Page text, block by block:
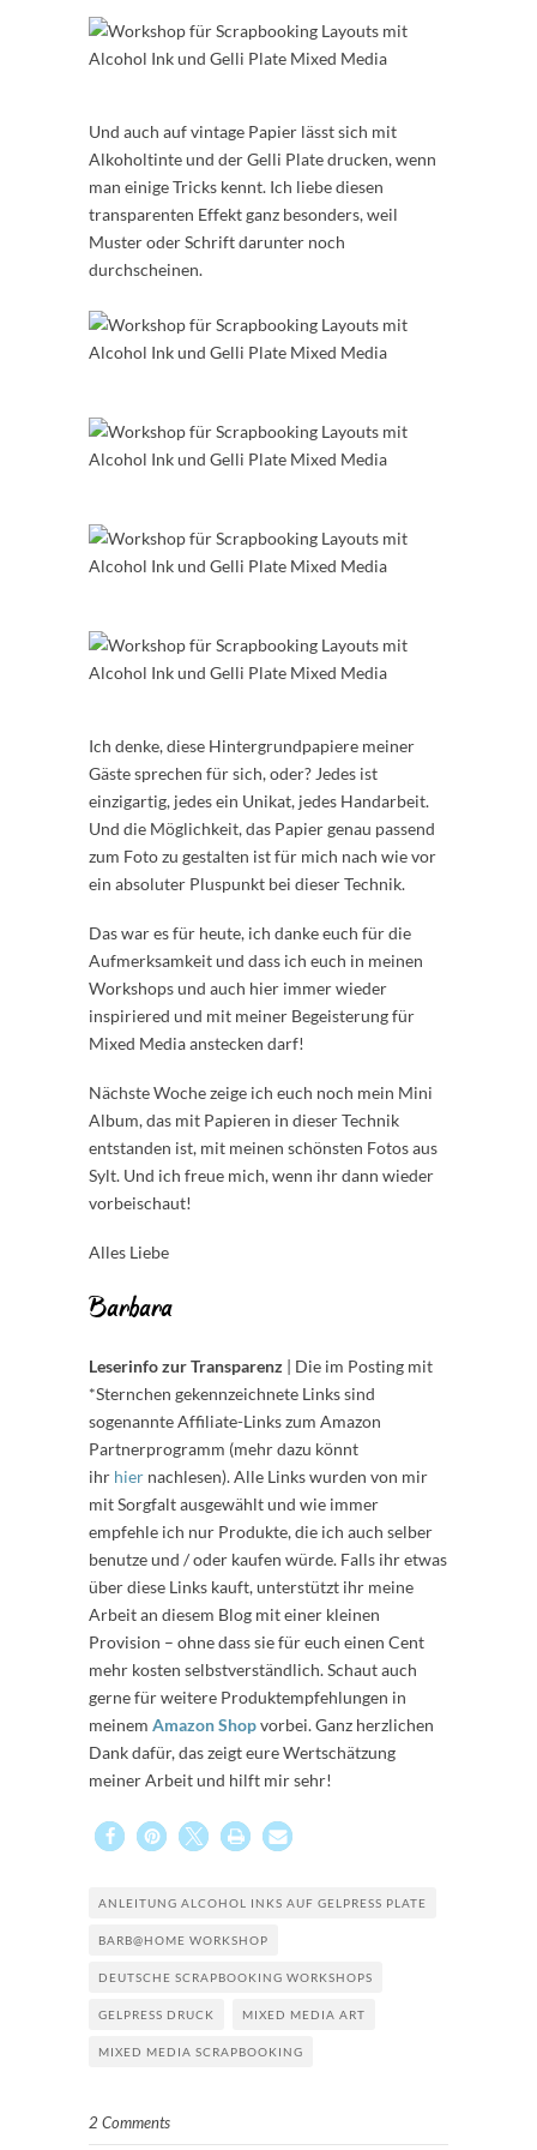
Und auch auf vintage Papier lässt sich mit
Alkoholtinte und der Gelli Plate drucken, wenn
man einige Tricks kennt. Ich liebe diesen
transparenten Effekt ganz besonders, weil
Muster oder Schrift darunter noch
durchscheinen.
Ich denke, diese Hintergrundpapiere meiner
Gäste sprechen für sich, oder? Jedes ist
einzigartig, jedes ein Unikat, jedes Handarbeit.
Und die Möglichkeit, das Papier genau passend
zum Foto zu gestalten ist für mich nach wie vor
ein absoluter Pluspunkt bei dieser Technik.
Das war es für heute, ich danke euch für die
Aufmerksamkeit und dass ich euch in meinen
Workshops und auch hier immer wieder
inspiriered und mit meiner Begeisterung für
Mixed Media anstecken darf!
Nächste Woche zeige ich euch noch mein Mini
Album, das mit Papieren in dieser Technik
entstanden ist, mit meinen schönsten Fotos aus
Sylt. Und ich freue mich, wenn ihr dann wieder
vorbeischaut!
Alles Liebe
Barbara
Leserinfo zur Transparenz | Die im Posting mit
*Sternchen gekennzeichnete Links sind
sogenannte Affiliate-Links zum Amazon
Partnerprogramm (mehr dazu könnt
ihr hier nachlesen). Alle Links wurden von mir
mit Sorgfalt ausgewählt und wie immer
empfehle ich nur Produkte, die ich auch selber
benutze und / oder kaufen würde. Falls ihr etwas
über diese Links kauft, unterstützt ihr meine
Arbeit an diesem Blog mit einer kleinen
Provision – ohne dass sie für euch einen Cent
mehr kosten selbstverständlich. Schaut auch
gerne für weitere Produktempfehlungen in
meinem Amazon Shopvorbei. Ganz herzlichen
Dank dafür, das zeigt eure Wertschätzung
meiner Arbeit und hilft mir sehr!
ANLEITUNG ALCOHOL INKS AUF GELPRESS PLATE
BARB@HOME WORKSHOP
DEUTSCHE SCRAPBOOKING WORKSHOPS
GELPRESS DRUCK MIXED MEDIA ART
MIXED MEDIA SCRAPBOOKING
2 Comments